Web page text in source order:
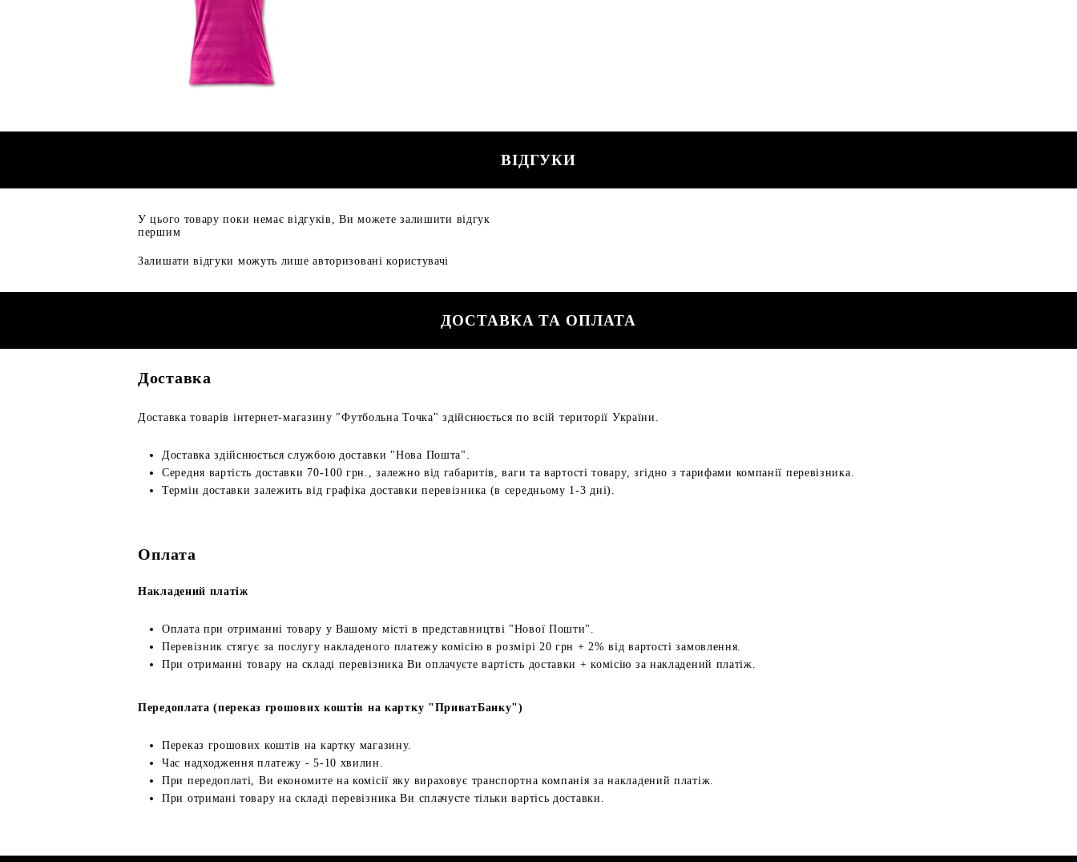
ВІДГУКИ
У цього товару поки немає відгуків, Ви можете залишити відгук
першим
Залишати відгуки можуть лише авторизовані користувачі
ДОСТАВКА ТА ОПЛАТА
Доставка
Доставка товарів інтернет-магазину "Футбольна Точка" здійснюється по всій території України.
Доставка здійснюється службою доставки "Нова Пошта".
Середня вартість доставки 70-100 грн., залежно від габаритів, ваги та вартості товару, згідно з тарифами компанії перевізника.
Термін доставки залежить від графіка доставки перевізника (в середньому 1-3 дні).
Оплата
Накладений платіж
Оплата при отриманні товару у Вашому місті в представництві "Нової Пошти".
Перевізник стягує за послугу накладеного платежу комісію в розмірі 20 грн + 2% від вартості замовлення.
При отриманні товару на складі перевізника Ви оплачуєте вартість доставки + комісію за накладений платіж.
Передоплата (переказ грошових коштів на картку "ПриватБанку")
Переказ грошових коштів на картку магазину.
Час надходження платежу - 5-10 хвилин.
При передоплаті, Ви економите на комісії яку вираховує транспортна компанія за накладений платіж.
При отримані товару на складі перевізника Ви сплачуєте тільки вартісь доставки.